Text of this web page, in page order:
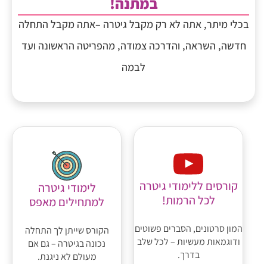
בכלי מיתר, אתה לא רק מקבל גיטרה –אתה מקבל התחלה
חדשה, השראה, והדרכה צמודה, מהפריטה הראשונה ועד
לבמה
קורסים ללימודי גיטרה
לכל הרמות!
המון סרטונים, הסברים פשוטים
ודוגמאות מעשיות – לכל שלב
בדרך.
לימודי גיטרה
למתחילים מאפס
הקורס שייתן לך התחלה
נכונה בגיטרה – גם אם
מעולם לא ניגנת.